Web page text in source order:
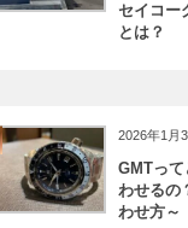
セイコー
とは？
2026年1月
GMTっ
わせるの
わせ方～